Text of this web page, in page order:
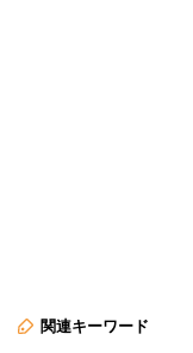
関連キーワード